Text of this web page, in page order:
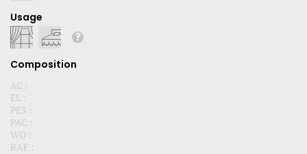
Usage
Composition
AC :
EL :
PES :
PAC :
WO :
RAF :